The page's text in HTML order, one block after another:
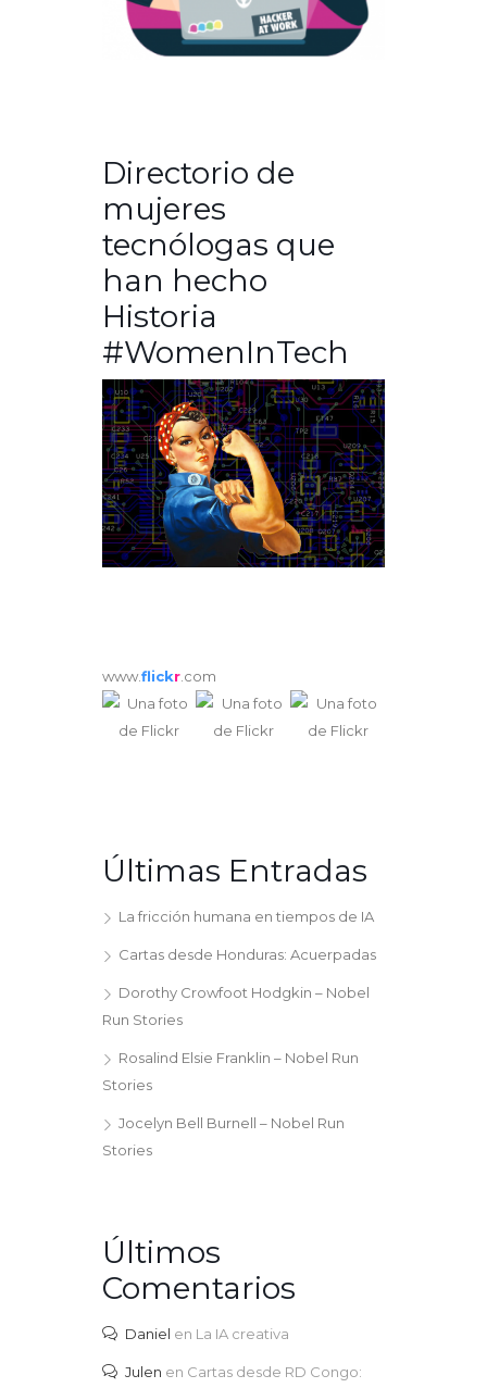
Directorio de
mujeres
tecnólogas que
han hecho
Historia
#WomenInTech
www.flickr.com
Últimas Entradas
La fricción humana en tiempos de IA
Cartas desde Honduras: Acuerpadas
Dorothy Crowfoot Hodgkin – Nobel
Run Stories
Rosalind Elsie Franklin – Nobel Run
Stories
Jocelyn Bell Burnell – Nobel Run
Stories
Últimos
Comentarios
Daniel en La IA creativa
Julen en Cartas desde RD Congo: